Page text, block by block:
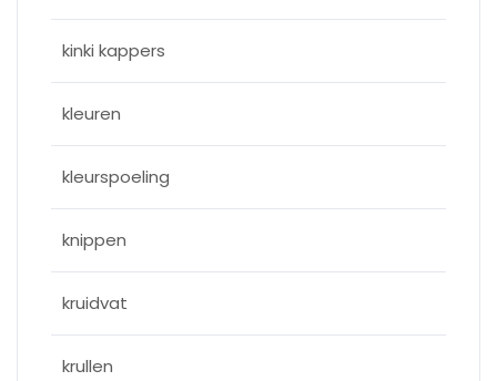
kinki kappers
kleuren
kleurspoeling
knippen
kruidvat
krullen